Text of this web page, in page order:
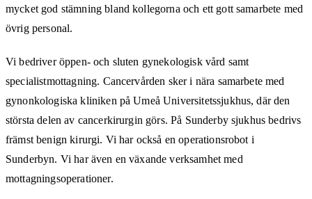
mycket god stämning bland kollegorna och ett gott samarbete med
övrig personal.
Vi bedriver öppen- och sluten gynekologisk vård samt
specialistmottagning. Cancervården sker i nära samarbete med
gynonkologiska kliniken på Umeå Universitetssjukhus, där den
största delen av cancerkirurgin görs. På Sunderby sjukhus bedrivs
främst benign kirurgi. Vi har också en operationsrobot i
Sunderbyn. Vi har även en växande verksamhet med
mottagningsoperationer.